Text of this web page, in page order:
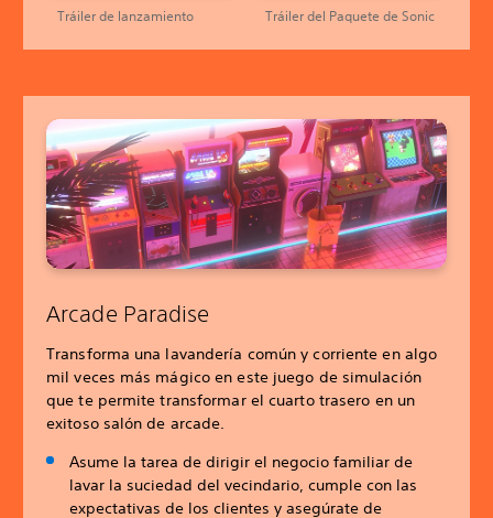
Tráiler de lanzamiento Tráiler del Paquete de Sonic
Arcade Paradise
Transforma una lavandería común y corriente en algo
mil veces más mágico en este juego de simulación
que te permite transformar el cuarto trasero en un
exitoso salón de arcade.
Asume la tarea de dirigir el negocio familiar de
lavar la suciedad del vecindario, cumple con las
expectativas de los clientes y asegúrate de